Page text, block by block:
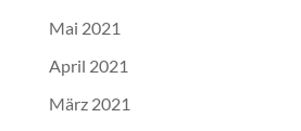
Mai 2021
April 2021
März 2021